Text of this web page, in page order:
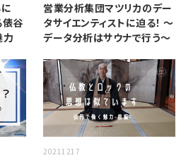
俵谷
力
営業分析集団マツリカのデー
タサイエンティストに迫る！ 〜
データ分析はサウナで行う〜
20211217